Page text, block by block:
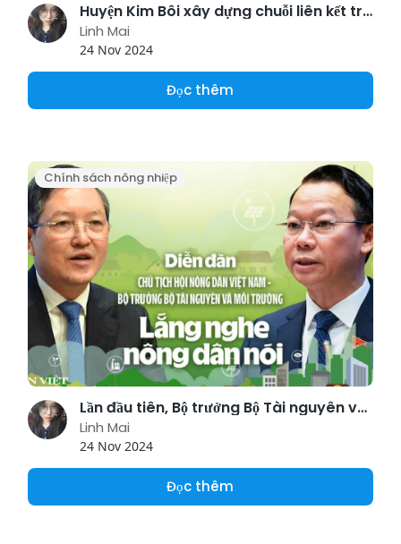
Huyện Kim Bôi xây dựng chuỗi liên kết trong sản xuất nông nghiệp
Linh Mai
24 Nov 2024
Đọc thêm
Chính sách nông nhiệp
Lần đầu tiên, Bộ trưởng Bộ Tài nguyên và Môi trường “lắng nghe nông dân nói”
Linh Mai
24 Nov 2024
Đọc thêm